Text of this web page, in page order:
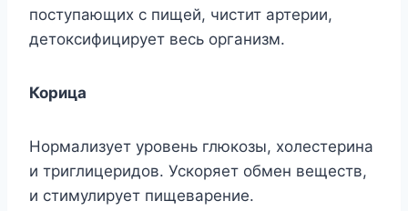
поступающих с пищей, чистит артерии,
детоксифицирует весь организм.
Корица
Нормализует уровень глюкозы, холестерина
и триглицеридов. Ускоряет обмен веществ,
и стимулирует пищеварение.